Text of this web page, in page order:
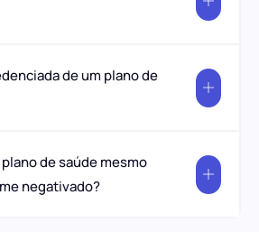
de um plano de
de saúde mesmo
negativado?